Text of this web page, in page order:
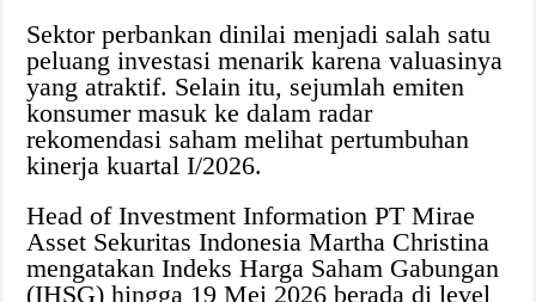
Sektor perbankan dinilai menjadi salah satu
peluang investasi menarik karena valuasinya
yang atraktif. Selain itu, sejumlah emiten
konsumer masuk ke dalam radar
rekomendasi saham melihat pertumbuhan
kinerja kuartal I/2026.
Head of Investment Information PT Mirae
Asset Sekuritas Indonesia Martha Christina
mengatakan Indeks Harga Saham Gabungan
(IHSG) hingga 19 Mei 2026 berada di level